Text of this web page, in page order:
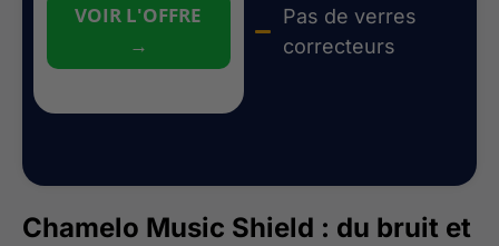
VOIR L'OFFRE
→
VOIR L'OFFRE
Pas de verres
correcteurs
Chamelo Music Shield : du bruit et